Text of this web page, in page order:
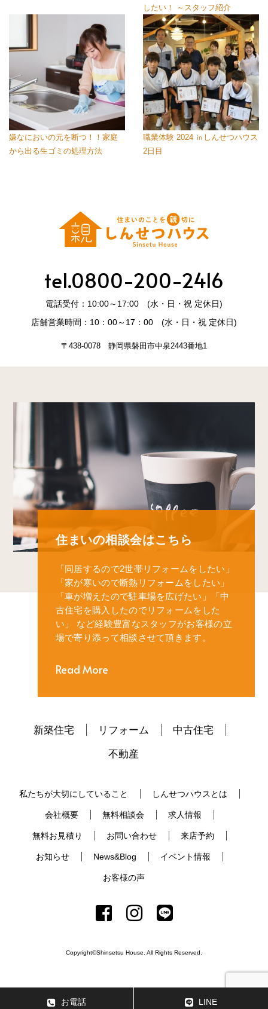
したい！ ～スタッフ紹介
嫌なにおいの元を断つ！！家庭
から出る生ゴミの処理方法
職業体験 2024 ㏌しんせつハウス
2日目
tel.0800-200-2416
電話受付：10:00～17:00 (水・日・祝 定休日)
店舗営業時間：10：00～17：00 (水・日・祝 定休日)
〒438-0078 静岡県磐田市中泉2443番地1
住まいの相談会はこちら
「同居するので2世帯リフォームをしたい」
「家が寒いので断熱リフォームをしたい」
「車が増えたので駐車場を広げたい」
「中
古住宅を購入したのでリフォームをした
い」
など経験豊富なスタッフがお客様の立
場で寄り添って相談させて頂きます。
Read More
新築住宅 リフォーム
中古住宅
不動産
私たちが大切にしていること しんせつハウスとは
会社概要 無料相談会 求人情報
無料お見積り お問い合わせ 来店予約
お知らせ News&Blog イベント情報
お客様の声
Copyright©Shinsetsu House. All Rights Reserved.
お電話 LINE